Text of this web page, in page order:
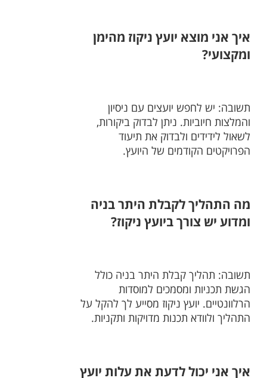
איך אני מוצא יועץ ניקוז מהימן
ומקצועי?
תשובה: יש לחפש יועצים עם ניסיון
והמלצות חיוביות. ניתן לבדוק ביקורות,
לשאול לידידים ולבדוק את תיעוד
הפרויקטים הקודמים של היועץ.
מה התהליך לקבלת היתר בניה
ומדוע יש צורך ביועץ ניקוז?
תשובה: תהליך קבלת היתר בניה כולל
הגשת תכניות ומסמכים למוסדות
הרלוונטיים. יועץ ניקוז מסייע לך להקל על
התהליך ולוודא תכנות מדויקות ותקניות.
איך אני יכול לדעת את עלות יועץ